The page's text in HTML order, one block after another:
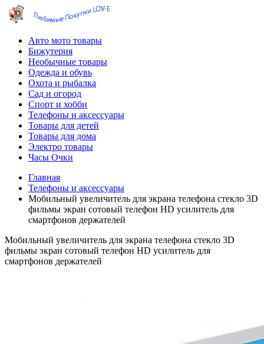
Авто мото товары
Бижутерия
Необычные товары
Одежда и обувь
Охота и рыбалка
Сад и огород
Спорт и хобби
Телефоны и аксессуары
Товары для детей
Товары для дома
Электро товары
Часы Очки
Главная
Телефоны и аксессуары
Мобильный увеличитель для экрана телефона стекло 3D
фильмы экран сотовый телефон HD усилитель для
смартфонов держателей
Мобильный увеличитель для экрана телефона стекло 3D
фильмы экран сотовый телефон HD усилитель для
смартфонов держателей